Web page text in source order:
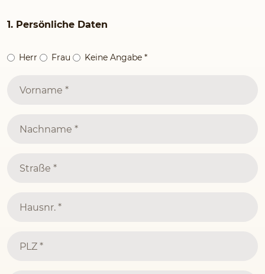
1. Persönliche Daten
Herr Frau Keine Angabe *